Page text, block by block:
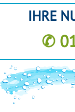
IHRE
✆